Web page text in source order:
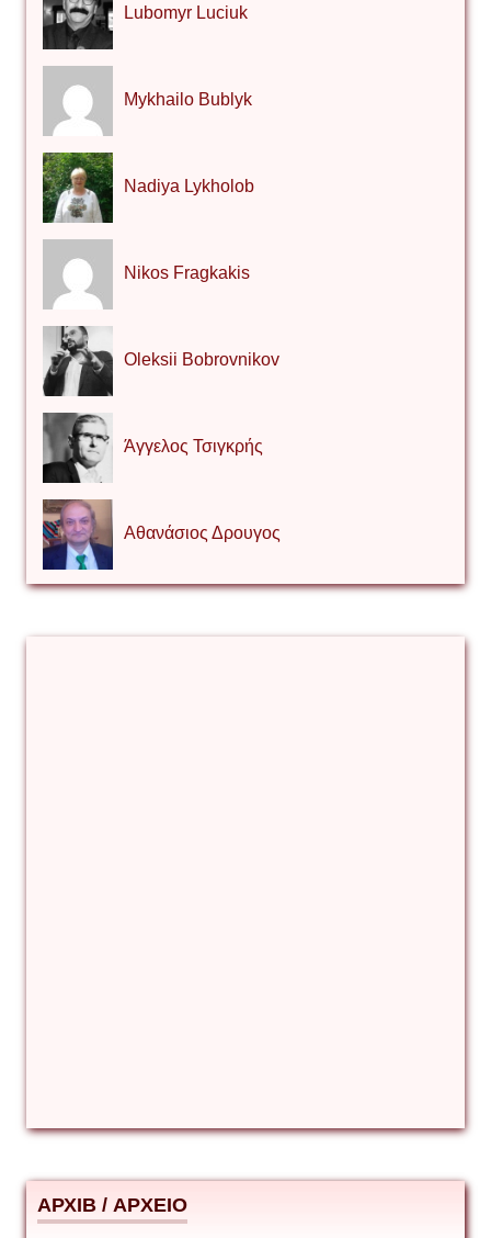
Lubomyr Luciuk
Mykhailo Bublyk
Nadiya Lykholob
Nikos Fragkakis
Oleksii Bobrovnikov
Άγγελος Τσιγκρής
Αθανάσιος Δρουγος
Δημήτριος Ζακοντινός
ΕΥΑΓΓΕΛΟΣ ΜΩΚΟΣ
АРХІВ / ΑΡΧΕΙΟ